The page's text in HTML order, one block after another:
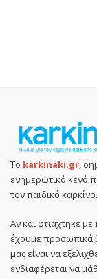
Το karkinaki.gr,
ενημερωτικό κενό
τον παιδικό καρκίνο.
Αν και φτιάχτηκε
έχουμε προσωπικά
μας είναι να
ενδιαφέρεται να